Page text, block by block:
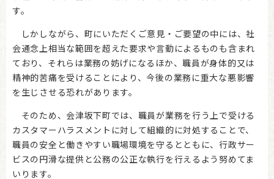
す。
しかしながら、町にいただくご意見・ご要望の中には、社
会通念上相当な範囲を超えた要求や言動によるものも含まれ
ており、それらは業務の妨げになるほか、職員が身体的又は
精神的苦痛を受けることにより、今後の業務に重大な悪影響
を生じさせる恐れがあります。
そのため、会津坂下町では、職員が業務を行う上で受ける
カスタマーハラスメントに対して組織的に対処することで、
職員の安全と働きやすい職場環境を守るとともに、行政サー
ビスの円滑な提供と公務の公正な執行を行えるよう努めてま
いります。